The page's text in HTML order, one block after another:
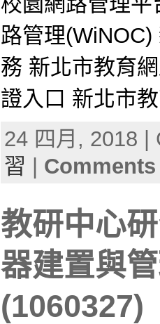
路管理
務 新北市教育
證入口 新北市
24 四月, 2018
習
教研中心
器建置與
(1060327)